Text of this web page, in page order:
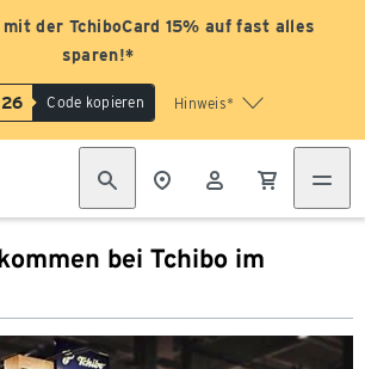
der TchiboCard 15% auf fast alles
sparen!*
Code kopieren Hinweis*
bei Tchibo im